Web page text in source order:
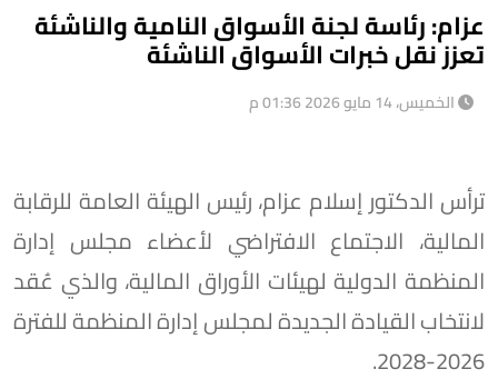
عزام: رئاسة لجنة الأسواق النامية والناشئة
تعزز نقل خبرات الأسواق الناشئة
الخميس، 14 مايو 2026 01:36 م
ترأس الدكتور إسلام عزام، رئيس الهيئة العامة للرقابة
المالية، الاجتماع الافتراضي لأعضاء مجلس إدارة
المنظمة الدولية لهيئات الأوراق المالية، والذي عُقد
لانتخاب القيادة الجديدة لمجلس إدارة المنظمة للفترة
2026-2028.